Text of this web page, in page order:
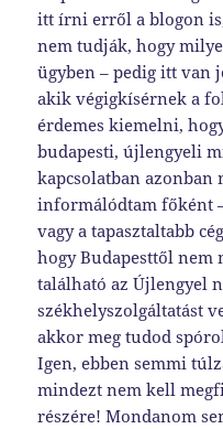
itt írni erről a blogon
nem tudják, hogy
ügyben – pedig itt van
akik végigkísérnek a
érdemes kiemelni,
budapesti, újlengyeli
kapcsolatban azonban
informálódtam főként
vagy a tapasztaltabb
hogy Budapesttől nem
található az Újlengyel
székhelyszolgáltatást
akkor meg tudod
Igen, ebben semmi
mindezt nem kell
részére! Mondanom